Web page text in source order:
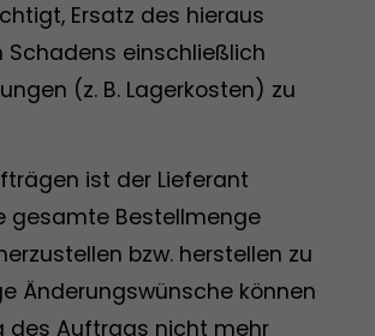
Ersatz des hieraus
einschließlich
(z. B. Lagerkosten) zu
ist der Lieferant
gesamte Bestellmenge
bzw. herstellen zu
Änderungswünsche können
des Auftrags nicht mehr